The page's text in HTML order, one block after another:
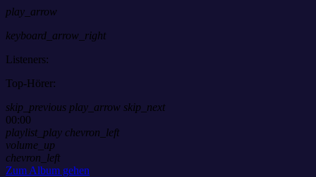
play_arrow
keyboard_arrow_right
Listeners:
Top-Hörer:
skip_previous play_arrow skip_next
00:00
playlist_play chevron_left
volume_up
chevron_left
Zum Album gehen